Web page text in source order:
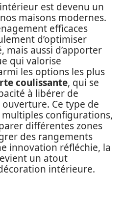
est devenu un
maisons modernes.
efficaces
d’optimiser
mais aussi d’apporter
qui valorise
les options les plus
coulissante, qui se
à libérer de
ouverture. Ce type de
multiples configurations,
différentes zones
des rangements
innovation réfléchie, la
un atout
intérieure.